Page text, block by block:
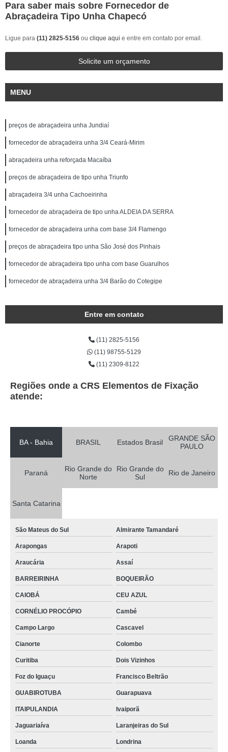
Para saber mais sobre Fornecedor de
Abraçadeira Tipo Unha Chapecó
Ligue para (11) 2825-5156 ou clique aqui e entre em contato por email.
Solicite um orçamento
MENU
preços de abraçadeira unha Jundiaí
fornecedor de abraçadeira unha 3/4 Ceará-Mirim
abraçadeira unha reforçada Macaíba
preços de abraçadeira de tipo unha Triunfo
abraçadeira 3/4 unha Cachoeirinha
fornecedor de abraçadeira de tipo unha ALDEIA DA SERRA
fornecedor de abraçadeira unha com base 3/4 Flamengo
preços de abraçadeira tipo unha São José dos Pinhais
fornecedor de abraçadeira tipo unha com base Guarulhos
fornecedor de abraçadeira unha 3/4 Barão do Cotegipe
Entre em contato
(11) 2825-5156
(11) 98755-5129
(11) 2309-8122
Regiões onde a CRS Elementos de Fixação
atende:
BA - Bahia BRASIL Estados Brasil
GRANDE SÃO
PAULO
Paraná
Rio Grande do
Norte
Rio Grande do
Sul
Rio de Janeiro
Santa Catarina
São Mateus do Sul Almirante Tamandaré
Arapongas Arapoti
Araucária Assaí
BARREIRINHA BOQUEIRÃO
CAIOBÁ CEU AZUL
CORNÉLIO PROCÓPIO Cambé
Campo Largo Cascavel
Cianorte Colombo
Curitiba Dois Vizinhos
Foz do Iguaçu Francisco Beltrão
GUABIROTUBA Guarapuava
ITAIPULANDIA Ivaiporã
Jaguariaíva Laranjeiras do Sul
Loanda Londrina